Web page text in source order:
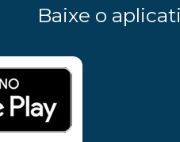
Baixe o